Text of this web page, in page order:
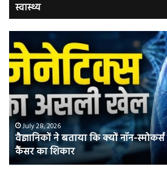
स्वास्थ्य
ने
बताया
कि
क्यों
नॉन-
स्मोकर्स
भी
जाते
हैं
July 28, 2026
वैज्ञानिकों ने बताया कि क्यों नॉन-
कैंसर का शिकार